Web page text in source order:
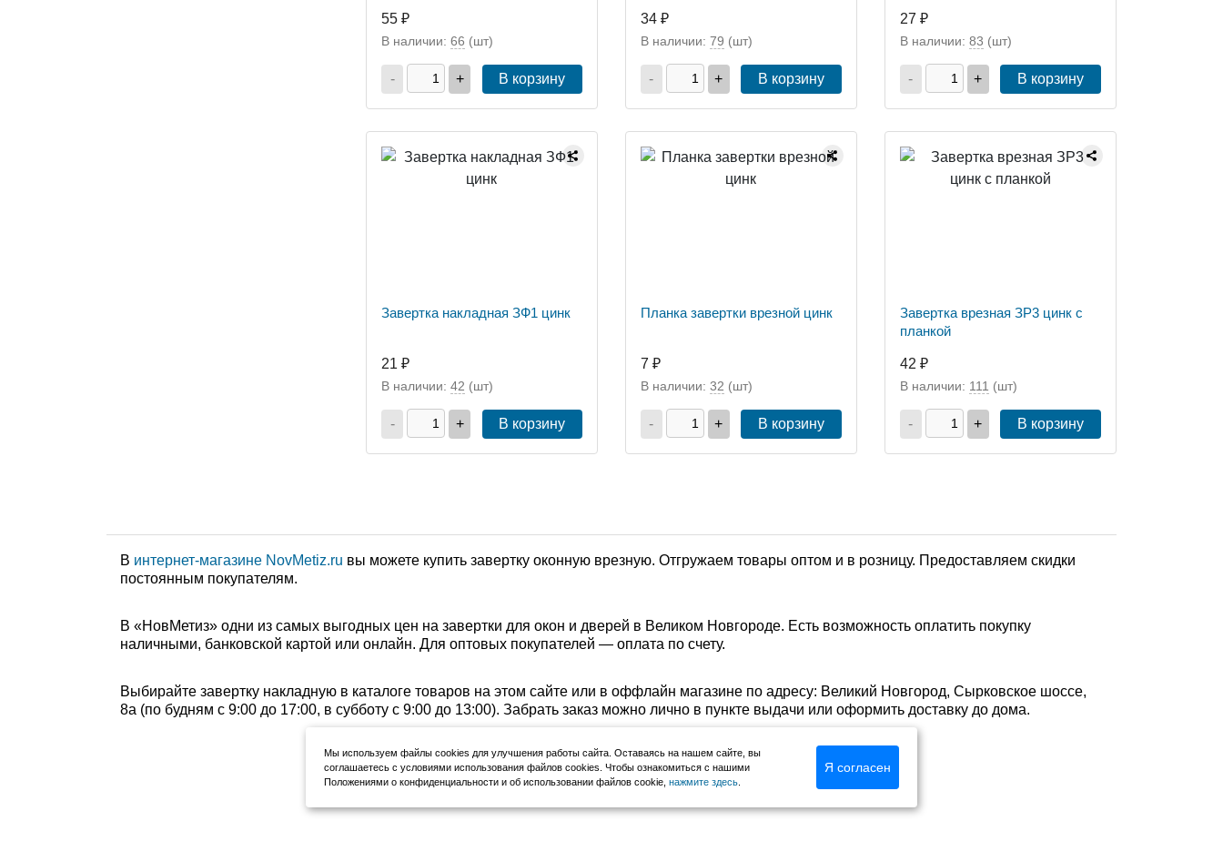
55 ₽
В наличии: 66 (шт)
- + В корзину
34 ₽
В наличии: 79 (шт)
- + В корзину
27 ₽
В наличии: 83 (шт)
- + В корзину
Завертка накладная ЗФ1 цинк
21 ₽
В наличии: 42 (шт)
- + В корзину
Планка завертки врезной цинк
7 ₽
В наличии: 32 (шт)
- + В корзину
Завертка врезная ЗР3 цинк с
планкой
42 ₽
В наличии: 111 (шт)
- + В корзину
В интернет-магазине NovMetiz.ru вы можете купить завертку оконную врезную. Отгружаем товары оптом и в розницу. Предоставляем скидки
постоянным покупателям.
В «НовМетиз» одни из самых выгодных цен на завертки для окон и дверей в Великом Новгороде. Есть возможность оплатить покупку
наличными, банковской картой или онлайн. Для оптовых покупателей — оплата по счету.
Выбирайте завертку накладную в каталоге товаров на этом сайте или в оффлайн магазине по адресу: Великий Новгород, Сырковское шоссе,
8а (по будням с 9:00 до 17:00, в субботу с 9:00 до 13:00). Забрать заказ можно лично в пункте выдачи или оформить доставку до дома.
Мы используем файлы cookies для улучшения работы сайта. Оставаясь на нашем сайте, вы
соглашаетесь с условиями использования файлов cookies. Чтобы ознакомиться с нашими
Положениями о конфиденциальности и об использовании файлов cookie, нажмите здесь
Я согласен